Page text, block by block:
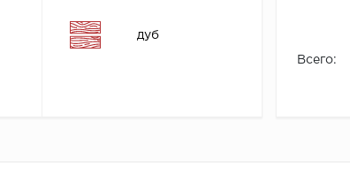
дуб
Всего: